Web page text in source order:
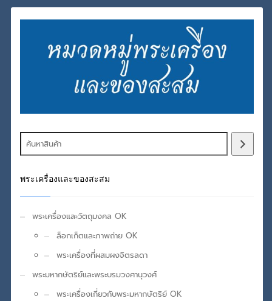
พระเครื่องและของสะสม
พระเครื่องและวัตถุมงคล OK
ล็อกเก็ตและภาพถ่าย OK
พระเครื่องที่ผสมผงจิตรลดา
พระมหากษัตริย์และพระบรมวงศานุวงศ์
พระเครื่องเกี่ยวกับพระมหากษัตริย์ OK